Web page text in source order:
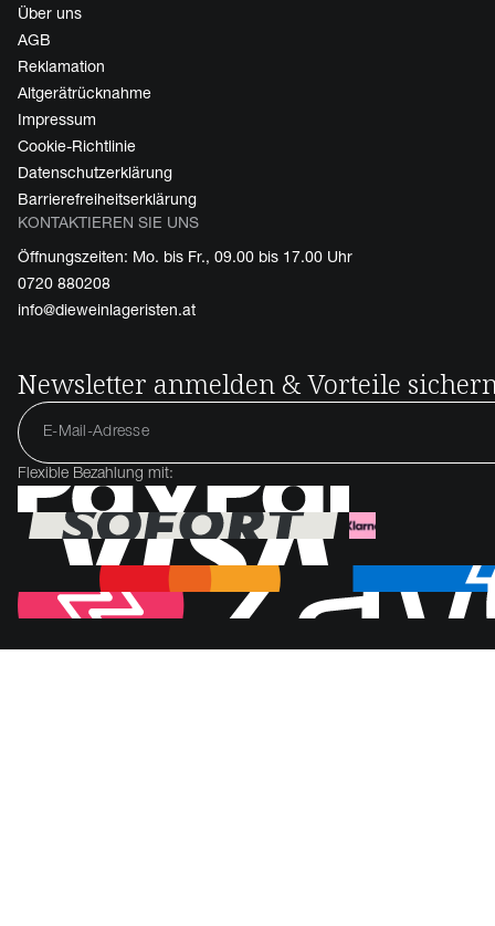
Über uns
AGB
Reklamation
Altgerätrücknahme
Impressum
Cookie-Richtlinie
Datenschutzerklärung
Barrierefreiheitserklärung
KONTAKTIEREN SIE UNS
Öffnungszeiten: Mo. bis Fr., 09.00 bis 17.00 Uhr
0720 880208
info@dieweinlageristen.at
Newsletter anmelden & Vorteile
Flexible Bezahlung mit: